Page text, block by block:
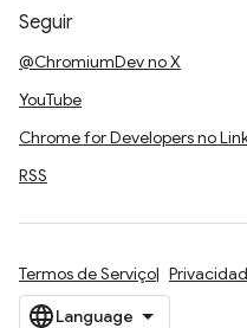
Seguir
@ChromiumDev no X
YouTube
Chrome for Developers no
RSS
Termos de Serviço